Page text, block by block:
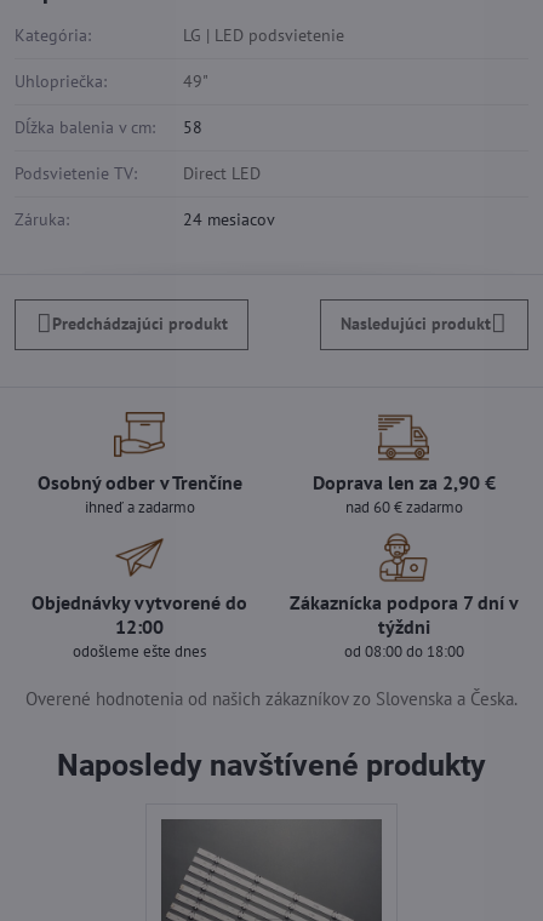
Kategória: LG | LED podsvietenie
Uhlopriečka: 49"
Dĺžka balenia v cm: 58
Podsvietenie TV: Direct LED
Záruka: 24 mesiacov
Predchádzajúci produkt Nasledujúci produkt
Osobný odber v Trenčíne
ihneď a zadarmo
Doprava len za 2,90 €
nad 60 € zadarmo
Objednávky vytvorené do
12:00
odošleme ešte dnes
Zákaznícka podpora 7 dní v
týždni
od 08:00 do 18:00
Overené hodnotenia od našich zákazníkov zo Slovenska a Česka.
Naposledy navštívené produkty